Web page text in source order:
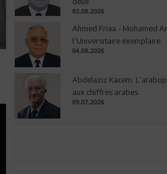
03.08.2026
Ahmed Friaa - Mohamed
l’Universitaire exemplaire
04.08.2026
Abdelaziz Kacem:
aux chiffres arabes
09.07.2026